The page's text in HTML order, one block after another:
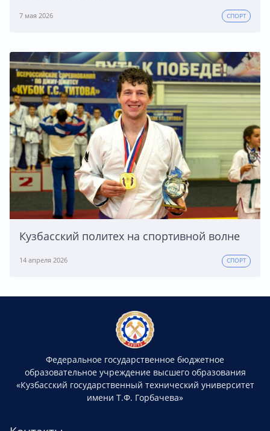
7 мая 2026 СПОРТ
Кузбасский политех на спортивной волне
14 апреля 2026 СПОРТ
Федеральное государственное бюджетное
образовательное учреждение высшего образования
«Кузбасский государственный технический университет
имени Т.Ф. Горбачева»